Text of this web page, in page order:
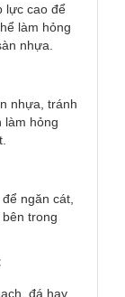
lực cao để
làm hỏng
nhựa.
nhựa, tránh
làm hỏng
ngăn cát,
trong
đá hay